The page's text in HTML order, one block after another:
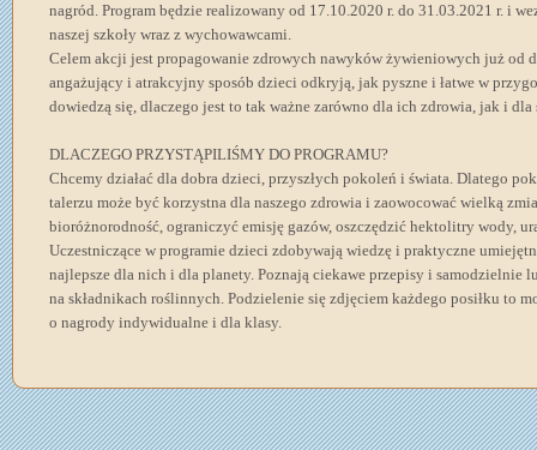
nagród. Program będzie realizowany od 17.10.2020 r. do 31.03.2021 r. i
naszej szkoły wraz z wychowawcami.
Celem akcji jest propagowanie zdrowych nawyków żywieniowych już od
angażujący i atrakcyjny sposób dzieci odkryją, jak pyszne i łatwe w
dowiedzą się, dlaczego jest to tak ważne zarówno dla ich zdrowia, jak i dla
DLACZEGO PRZYSTĄPILIŚMY DO PROGRAMU?
Chcemy działać dla dobra dzieci, przyszłych pokoleń i świata. Dlatego
talerzu może być korzystna dla naszego zdrowia i zaowocować wielką
bioróżnorodność, ograniczyć emisję gazów, oszczędzić hektolitry wody,
Uczestniczące w programie dzieci zdobywają wiedzę i praktyczne
najlepsze dla nich i dla planety. Poznają ciekawe przepisy i samodzielnie
na składnikach roślinnych. Podzielenie się zdjęciem każdego posiłku to
o nagrody indywidualne i dla klasy.